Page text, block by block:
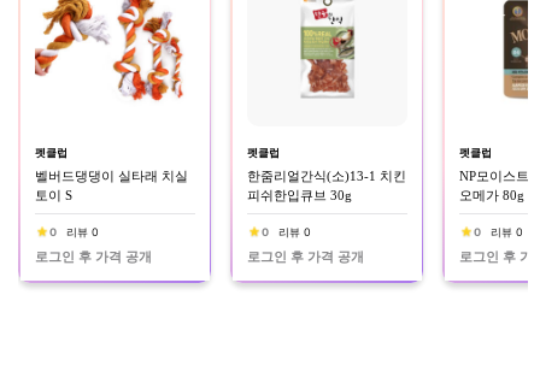
펫클럽
벨버드댕댕이 실타래 치실
토이 S
0 리뷰 0
로그인 후 가격 공개
펫클럽
한줌리얼간식(소)13-1 치킨
피쉬한입큐브 30g
0 리뷰 0
로그인 후 가격 공개
펫클럽
NP모이스트
오메가 80g
0 리뷰 0
로그인 후 가